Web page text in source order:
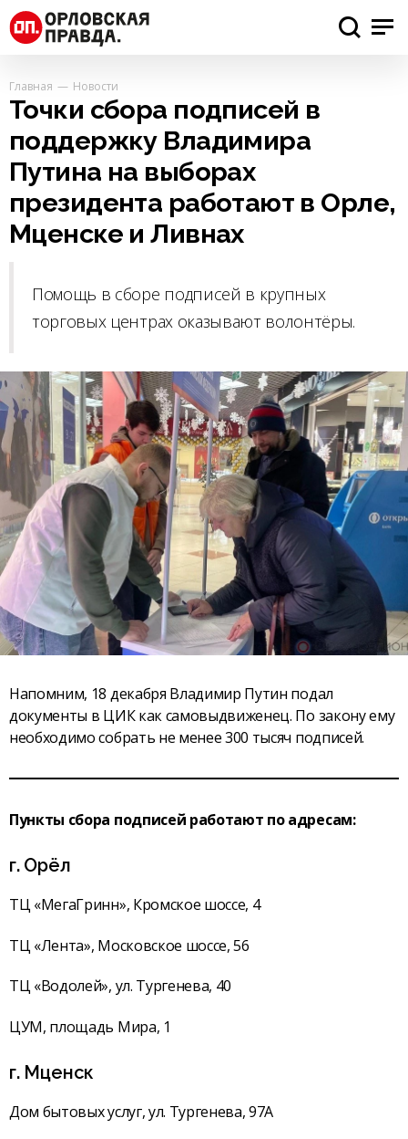
Главная Новости
Точки сбора подписей в
поддержку Владимира
Путина на выборах
президента работают в Орле,
Мценске и Ливнах
Помощь в сборе подписей в крупных
торговых центрах оказывают волонтёры.
Напомним, 18 декабря Владимир Путин подал
документы в ЦИК как самовыдвиженец. По закону ему
необходимо собрать не менее 300 тысяч подписей.
Пункты сбора подписей работают по адресам:
г. Орёл
ТЦ «МегаГринн», Кромское шоссе, 4
ТЦ «Лента», Московское шоссе, 56
ТЦ «Водолей», ул. Тургенева, 40
ЦУМ, площадь Мира, 1
г. Мценск
Дом бытовых услуг, ул. Тургенева, 97А